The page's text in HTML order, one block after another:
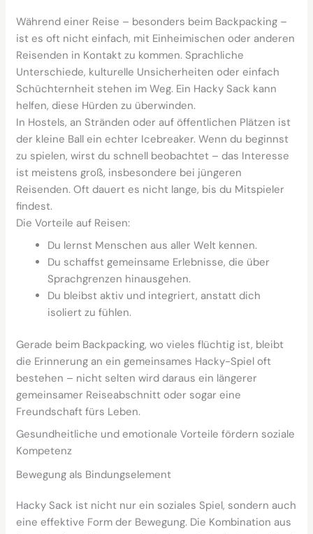
Während einer Reise – besonders beim Backpacking –
ist es oft nicht einfach, mit Einheimischen oder anderen
Reisenden in Kontakt zu kommen. Sprachliche
Unterschiede, kulturelle Unsicherheiten oder einfach
Schüchternheit stehen im Weg. Ein Hacky Sack kann
helfen, diese Hürden zu überwinden.
In Hostels, an Stränden oder auf öffentlichen Plätzen ist
der kleine Ball ein echter Icebreaker. Wenn du beginnst
zu spielen, wirst du schnell beobachtet – das Interesse
ist meistens groß, insbesondere bei jüngeren
Reisenden. Oft dauert es nicht lange, bis du Mitspieler
findest.
Die Vorteile auf Reisen:
Du lernst Menschen aus aller Welt kennen.
Du schaffst gemeinsame Erlebnisse, die über
Sprachgrenzen hinausgehen.
Du bleibst aktiv und integriert, anstatt dich
isoliert zu fühlen.
Gerade beim Backpacking, wo vieles flüchtig ist, bleibt
die Erinnerung an ein gemeinsames Hacky-Spiel oft
bestehen – nicht selten wird daraus ein längerer
gemeinsamer Reiseabschnitt oder sogar eine
Freundschaft fürs Leben.
Gesundheitliche und emotionale Vorteile fördern soziale
Kompetenz
Bewegung als Bindungselement
Hacky Sack ist nicht nur ein soziales Spiel, sondern auch
eine effektive Form der Bewegung. Die Kombination aus